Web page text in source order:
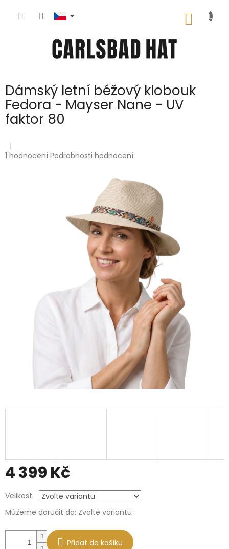
Dámský letní béžový klobouk
Fedora - Mayser Nane - UV
faktor 80
Průměrné
1 hodnocení Podrobnosti hodnocení
4 399 Kč
cena:
Velikost
Můžeme doručit do: Zvolte variantu
Přidat do košíku